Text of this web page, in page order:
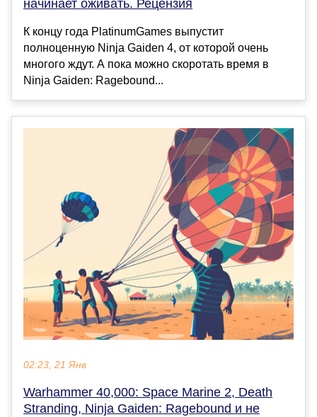
начинает оживать. Рецензия
К концу года PlatinumGames выпустит
полноценную Ninja Gaiden 4, от которой очень
многого ждут. А пока можно скоротать время в
Ninja Gaiden: Ragebound...
02:23, 21 Янв
Warhammer 40,000: Space Marine 2, Death
Stranding, Ninja Gaiden: Ragebound и не